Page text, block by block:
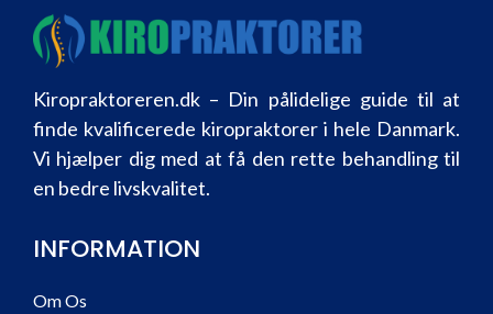
Kiropraktoreren.dk – Din pålidelige guide til at
finde kvalificerede kiropraktorer i hele Danmark.
Vi hjælper dig med at få den rette behandling til
en bedre livskvalitet.
INFORMATION
Om Os